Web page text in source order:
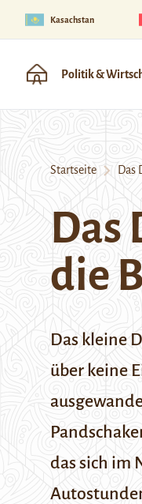
Kasachstan
Politik &
Startseite Das
Das
die
Das kleine
über keine
das sich im